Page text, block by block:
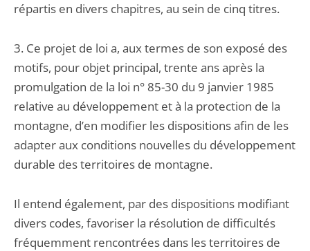
répartis en divers chapitres, au sein de cinq titres.
3. Ce projet de loi a, aux termes de son exposé des
motifs, pour objet principal, trente ans après la
promulgation de la loi n° 85-30 du 9 janvier 1985
relative au développement et à la protection de la
montagne, d’en modifier les dispositions afin de les
adapter aux conditions nouvelles du développement
durable des territoires de montagne.
Il entend également, par des dispositions modifiant
divers codes, favoriser la résolution de difficultés
fréquemment rencontrées dans les territoires de